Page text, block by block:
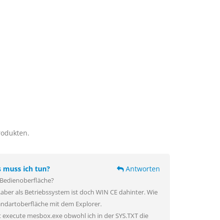
muss ich tun? Antworten
als Betriebssystem ist doch WIN CE dahinter. Wie
mit dem Explorer.
mesbox.exe obwohl ich in der SYS.TXT die